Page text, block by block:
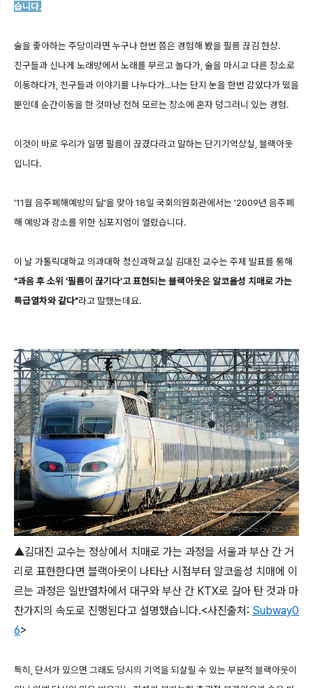
습니다.
술을 좋아하는 주당이라면 누구나 한번 쯤은 경험해 봤을 필름 끊김 현상.
친구들과 신나게 노래방에서 노래를 부르고 놀다가, 술을 마시고 다른 장소로
이동하다가, 친구들과 이야기를 나누다가...나는 단지 눈을 한번 감았다가 떴을
뿐인데 순간이동을 한 것마냥 전혀 모르는 장소에 혼자 덩그러니 있는 경험.
이것이 바로 우리가 일명 필름이 끊겼다라고 말하는 단기기억상실, 블랙아웃
입니다.
'11월 음주폐해예방의 달'을 맞아 18일 국회의원회관에서는 '2009년 음주폐
해 예방과 감소를 위한 심포지엄이 열렸습니다.
이 날 가톨릭대학교 의과대학 정신과학교실 김대진 교수는 주제 발표를 통해
"과음 후 소위 '필름이 끊기다'고 표현되는 블랙아웃은 알코올성 치매로 가는
특급열차와 같다"라고 말했는데요.
▲김대진 교수는 정상에서 치매로 가는 과정을 서울과 부산 간 거
리로 표현한다면 블랙아웃이 나타난 시점부터 알코올성 치매에 이
르는 과정은 일반열차에서 대구와 부산 간 KTX로 갈아 탄 것과 마
찬가지의 속도로 진행된다고 설명했습니다.<사진출처: Subway0
6>
특히, 단서가 있으면 그래도 당시의 기억을 되살릴 수 있는 부분적 블랙아웃이